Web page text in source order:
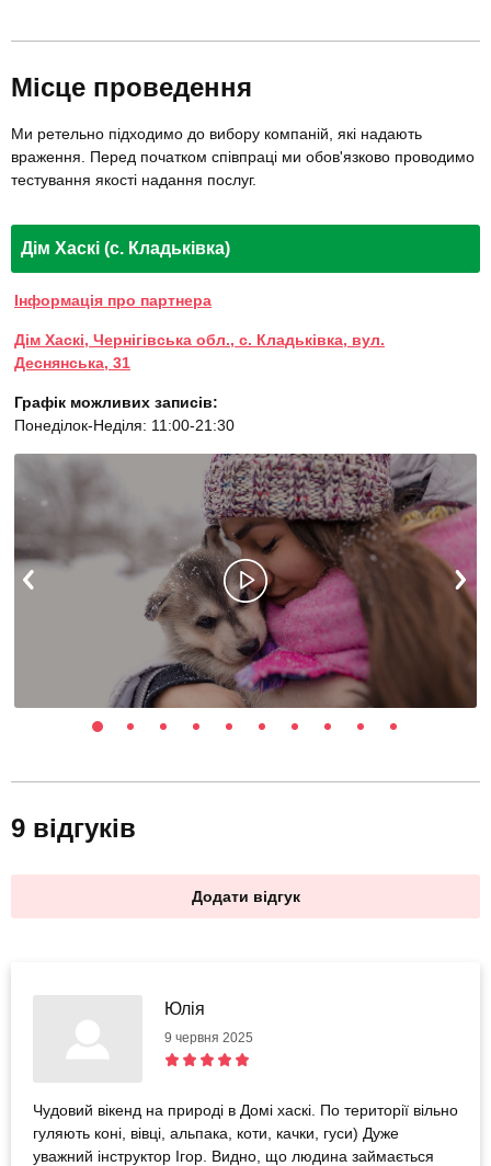
Місце проведення
Ми ретельно підходимо до вибору компаній, які надають
враження. Перед початком співпраці ми обов'язково проводимо
тестування якості надання послуг.
Дім Хаскі (с. Кладьківка)
Інформація про партнера
Дім Хаскі, Чернігівська обл., с. Кладьківка, вул.
Деснянська, 31
Графік можливих записів:
Понеділок-Неділя: 11:00-21:30
9 відгуків
Додати відгук
Юлія
9 червня 2025
Чудовий вікенд на природі в Домі хаскі. По території вільно
гуляють коні, вівці, альпака, коти, качки, гуси) Дуже
уважний інструктор Ігор. Видно, що людина займається